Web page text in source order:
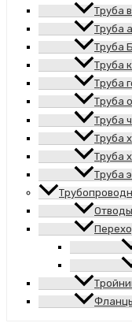
Труба
Труба
Труба
Труба
Труба
Труба
Труба
Труба
Труба
Труба